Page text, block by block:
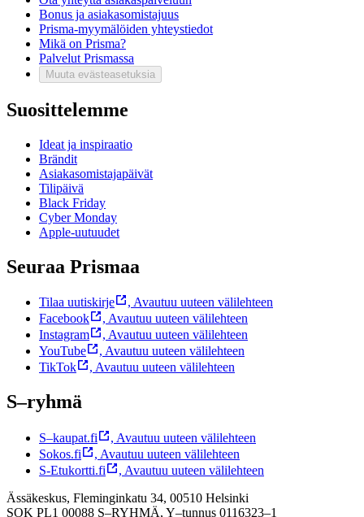
Bonus ja asiakasomistajuus
Prisma-myymälöiden yhteystiedot
Mikä on Prisma?
Palvelut Prismassa
Muuta evästeasetuksia
Suosittelemme
Ideat ja inspiraatio
Brändit
Asiakasomistajapäivät
Tilipäivä
Black Friday
Cyber Monday
Apple-uutuudet
Seuraa Prismaa
Tilaa uutiskirje , Avautuu uuteen välilehteen
Facebook
, Avautuu uuteen välilehteen
Instagram
, Avautuu uuteen välilehteen
YouTube
, Avautuu uuteen välilehteen
TikTok
, Avautuu uuteen välilehteen
S–ryhmä
S–kaupat.fi , Avautuu uuteen välilehteen
Sokos.fi
, Avautuu uuteen välilehteen
S-Etukortti.fi
, Avautuu uuteen välilehteen
Ässäkeskus, Fleminginkatu 34, 00510 Helsinki
SOK PL1 00088 S–RYHMÄ, Y–tunnus 0116323–1